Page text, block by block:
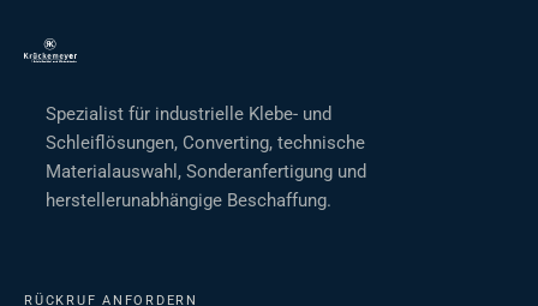
Spezialist für industrielle Klebe- und
Schleiflösungen, Converting, technische
Materialauswahl, Sonderanfertigung und
herstellerunabhängige Beschaffung.
RÜCKRUF ANFORDERN